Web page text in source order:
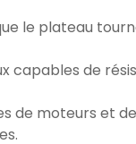
le plateau
capables de
de moteurs et